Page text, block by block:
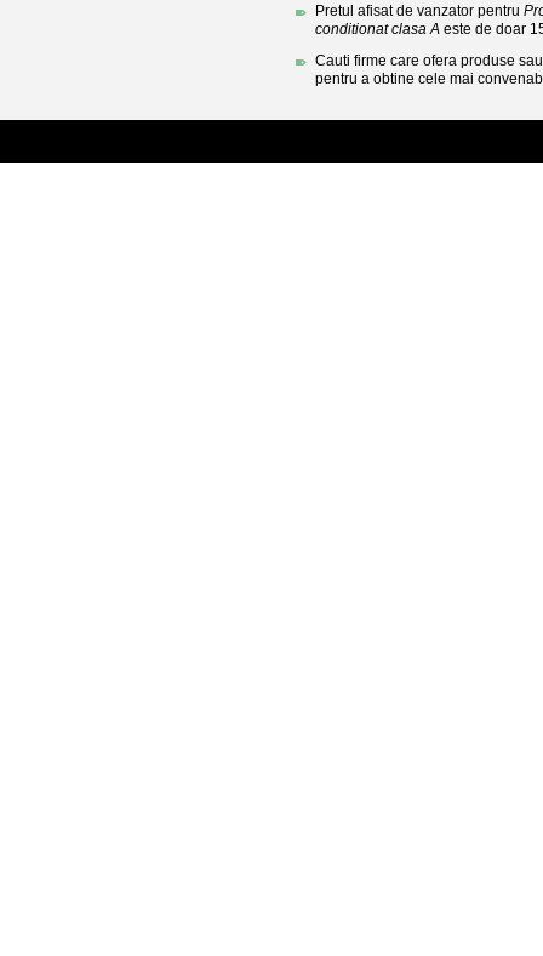
Pretul afisat de vanzator pentru
conditionat clasa A este de doar
Cauti firme care ofera produse
pentru a obtine cele mai